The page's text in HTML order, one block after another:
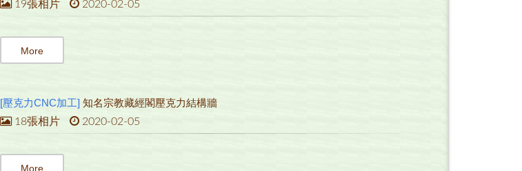
19張相片 2020-02-05
More
[壓克力CNC加工] 知名宗教藏經閣壓克力結構牆
18張相片 2020-02-05
More